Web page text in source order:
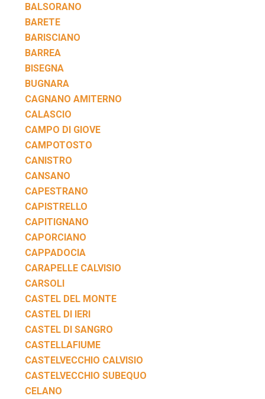
BALSORANO
BARETE
BARISCIANO
BARREA
BISEGNA
BUGNARA
CAGNANO AMITERNO
CALASCIO
CAMPO DI GIOVE
CAMPOTOSTO
CANISTRO
CANSANO
CAPESTRANO
CAPISTRELLO
CAPITIGNANO
CAPORCIANO
CAPPADOCIA
CARAPELLE CALVISIO
CARSOLI
CASTEL DEL MONTE
CASTEL DI IERI
CASTEL DI SANGRO
CASTELLAFIUME
CASTELVECCHIO CALVISIO
CASTELVECCHIO SUBEQUO
CELANO